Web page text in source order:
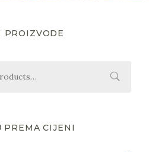
PROIZVODE
PREMA CIJENI